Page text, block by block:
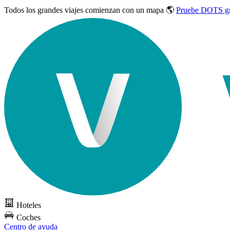
Todos los grandes viajes comienzan con un mapa 🌎 Pruebe DOTS
Hoteles
Coches
Centro de ayuda